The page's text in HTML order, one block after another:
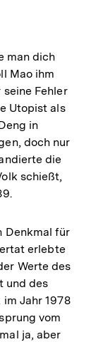
man dich
Mao ihm
Fehler
Utopist als
in
doch nur
die
schießt,
Denkmal für
erlebte
Werte des
und des
Jahr 1978
vom
ja, aber